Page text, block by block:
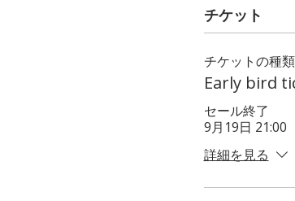
チケット
チケットの種類
Early bird
セール終了
9月19日 21:00
詳細を見る